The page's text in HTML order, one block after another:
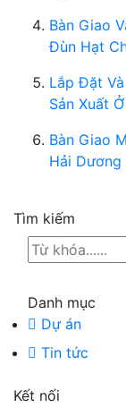
Bàn Giao
Đùn Hạt
Lắp Đặt
Sản Xuất
Bàn Giao
Hải Dương
Tìm kiếm
Danh mục
Dự án
Tin tức
Kết nối